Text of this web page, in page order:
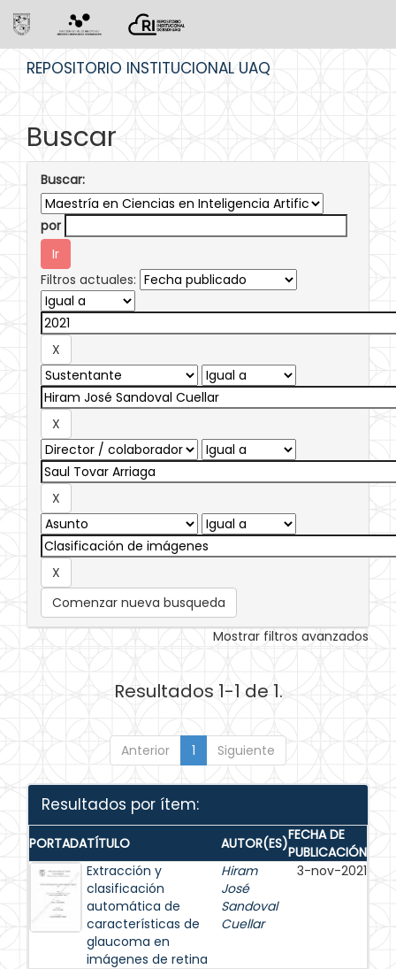
REPOSITORIO INSTITUCIONAL UAQ
Buscar
Buscar:
por
Filtros actuales:
Comenzar nueva busqueda
Mostrar filtros avanzados
Resultados 1-1 de 1.
Anterior 1 Siguiente
Resultados por ítem:
PORTADATÍTULO AUTOR(ES)FECHA DE
PUBLICACIÓN
Extracción y
clasificación
automática de
características de
glaucoma en
imágenes de retina
Hiram
José
Sandoval
Cuellar
3-nov-2021